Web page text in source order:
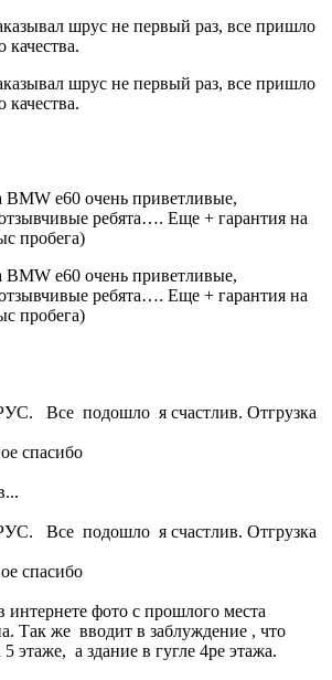
шрус не первый раз, все пришло
качества.
шрус не первый раз, все пришло
качества.
e60 очень приветливые,
ребята…. Еще + гарантия на
пробега)
e60 очень приветливые,
ребята…. Еще + гарантия на
пробега)
Все подошло я счастлив. Отгрузка
спасибо
Все подошло я счастлив. Отгрузка
спасибо
фото с прошлого места
Так же вводит в заблуждение , что
этаже, а здание в гугле 4ре этажа.